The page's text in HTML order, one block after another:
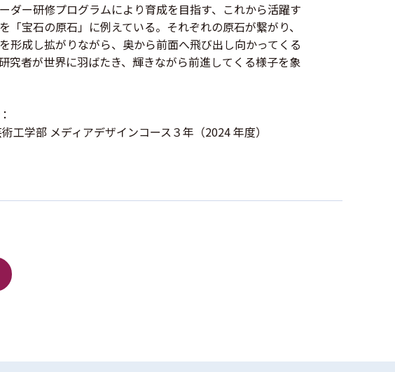
ダー研修プログラムにより育成を目指す、これから活躍す
「宝石の原石」に例えている。それぞれの原石が繋がり、
形成し拡がりながら、奥から前面へ飛び出し向かってくる
究者が世界に羽ばたき、輝きながら前進してくる様子を象
工学部 メディアデザインコース３年（2024 年度）